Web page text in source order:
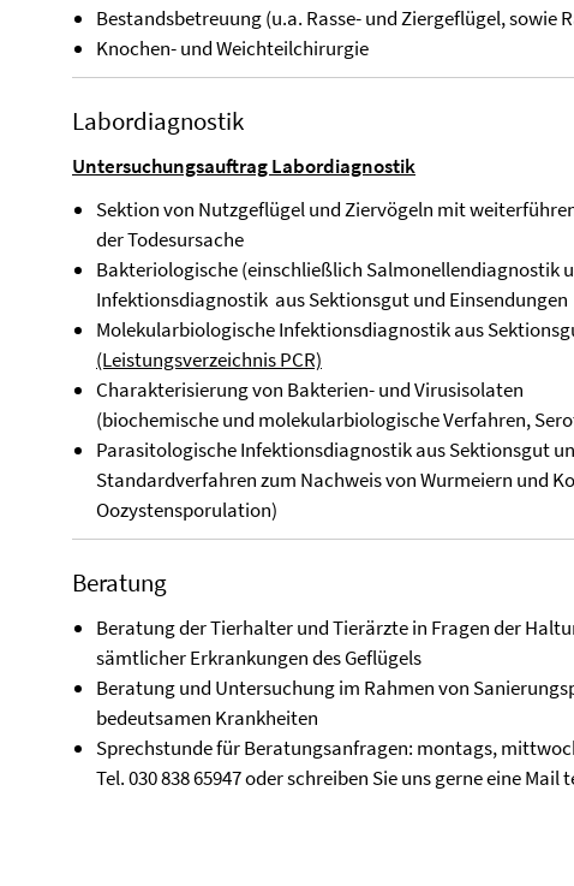
Bestandsbetreuung (u.a. Rasse- und Ziergeflügel, sowie
Knochen- und Weichteilchirurgie
Labordiagnostik
Untersuchungsauftrag Labordiagnostik
Sektion von Nutzgeflügel und Ziervögeln mit
der Todesursache
Bakteriologische (einschließlich Salmonellendiagnostik
Infektionsdiagnostik aus Sektionsgut und Einsendungen
Molekularbiologische Infektionsdiagnostik aus
(Leistungsverzeichnis PCR)
Charakterisierung von Bakterien- und Virusisolaten
(biochemische und molekularbiologische Verfahren,
Parasitologische Infektionsdiagnostik aus Sektionsgut
Standardverfahren zum Nachweis von Wurmeiern und
Oozystensporulation)
Beratung
Beratung der Tierhalter und Tierärzte in Fragen der
sämtlicher Erkrankungen des Geflügels
Beratung und Untersuchung im Rahmen von
bedeutsamen Krankheiten
Sprechstunde für Beratungsanfragen: montags,
Tel. 030 838 65947 oder schreiben Sie uns gerne eine